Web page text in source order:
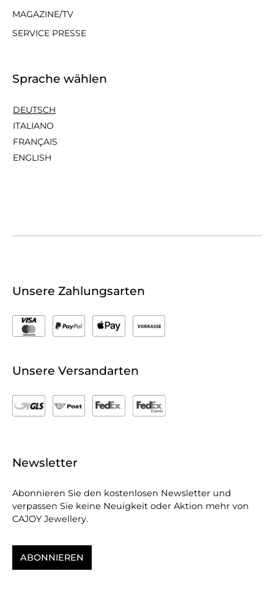
MAGAZINE/TV
SERVICE PRESSE
Sprache wählen
DEUTSCH
ITALIANO
FRANÇAIS
ENGLISH
Unsere Zahlungsarten
Unsere Versandarten
Newsletter
Abonnieren Sie den kostenlosen Newsletter und
verpassen Sie keine Neuigkeit oder Aktion mehr von
CAJOY Jewellery.
ABONNIEREN